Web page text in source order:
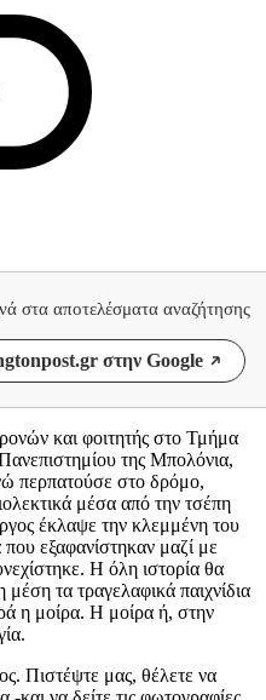
στα αποτελέσματα αναζήτησης
στην Google
και φοιτητής στο Τμήμα
της Μπολόνια,
περπατούσε στο δρόμο,
μέσα από την τσέπη
έκλαψε την κλεμμένη του
εξαφανίστηκαν μαζί με
Η όλη ιστορία θα
μέση τα τραγελαφικά παιχνίδια
η μοίρα. Η μοίρα ή, στην
Πιστέψτε μας, θέλετε να